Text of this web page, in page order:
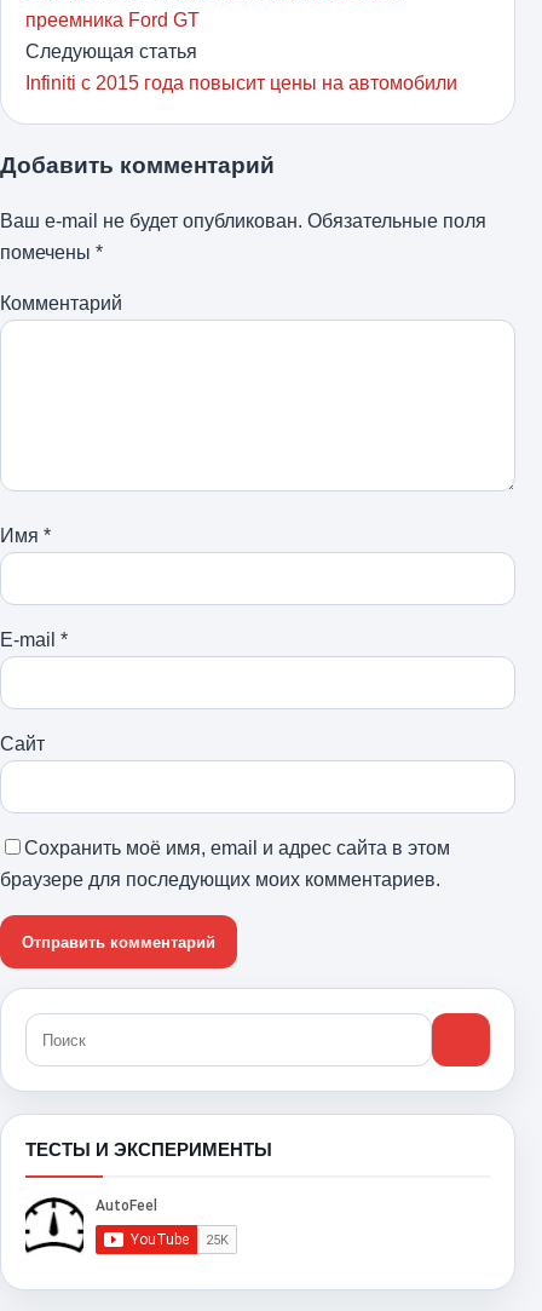
преемника Ford GT
Следующая статья
Infiniti с 2015 года повысит цены на автомобили
Добавить комментарий
Ваш e-mail не будет опубликован. Обязательные поля
помечены *
Комментарий
Имя *
E-mail *
Сайт
Сохранить моё имя, email и адрес сайта в этом
браузере для последующих моих комментариев.
ТЕСТЫ И ЭКСПЕРИМЕНТЫ